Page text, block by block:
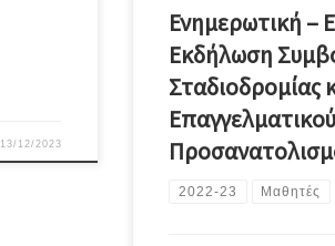
13/12/2023
Ενημερωτική –
Εκδήλωση
Σταδιοδρομίας
Επαγγελματικού
2022-23 Μαθητές